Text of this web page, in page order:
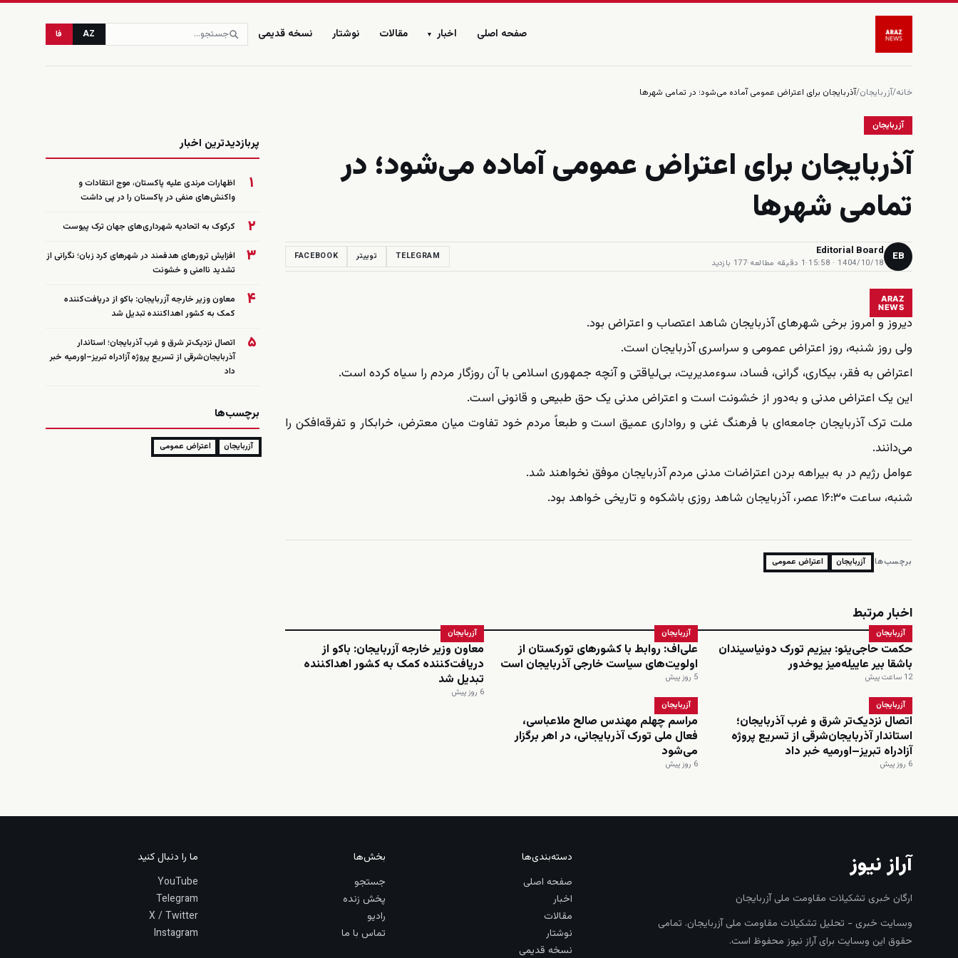
صفحه اصلی اخبار ▾ مقالات نوشتار نسخه قدیمی AZ فا
خانه/آزربایجان/آذربایجان برای اعتراض عمومی آماده می‌شود؛ در تمامی شهرها
آزربایجان
آذربایجان برای اعتراض عمومی آماده می‌شود؛ در
تمامی شهرها
EB
Editorial Board
1404/10/18 · 15:58
·1 دقیقه مطالعه ·177 بازدید
TELEGRAM توییتر FACEBOOK
ARAZ
NEWS
دیروز و امروز برخی شهرهای آذربایجان شاهد اعتصاب و اعتراض بود.
ولی روز شنبه، روز اعتراض عمومی و سراسری آذربایجان است.
اعتراض به فقر، بیکاری، گرانی، فساد، سوء‌مدیریت، بی‌لیاقتی و آنچه جمهوری اسلامی با آن روزگار مردم را سیاه کرده است.
این یک اعتراض مدنی و به‌دور از خشونت است و اعتراض مدنی یک حق طبیعی و قانونی است.
ملت ترک آذربایجان جامعه‌ای با فرهنگ غنی و رواداری عمیق است و طبعاً مردم خود تفاوت میان معترض، خرابکار و تفرقه‌افکن را
می‌دانند.
عوامل رژیم در به بیراهه بردن اعتراضات مدنی مردم آذربایجان موفق نخواهند شد.
شنبه، ساعت ۱۶:۳۰ عصر، آذربایجان شاهد روزی باشکوه و تاریخی خواهد بود.
برچسب‌ها: آزربایجان اعتراض عمومی
اخبار مرتبط
آزربایجان
حکمت حاجی‌یئو: بیزیم تورک دونیاسیندان
باشقا بیر عاییله‌میز یوخدور
12 ساعت پیش
آزربایجان
علی‌اف: روابط با کشورهای تورکستان از
اولویت‌های سیاست خارجی آذربایجان است
5 روز پیش
آزربایجان
معاون وزیر خارجه آزربایجان: باکو از
دریافت‌کننده کمک به کشور اهداکننده
تبدیل شد
6 روز پیش
آزربایجان
اتصال نزدیک‌تر شرق و غرب آذربایجان؛
استاندار آذربایجان‌شرقی از تسریع پروژه
آزادراه تبریز–اورمیه خبر داد
6 روز پیش
آزربایجان
مراسم چهلم مهندس صالح ملاعباسی،
فعال ملی تورک آذربایجانی، در اهر برگزار
می‌شود
6 روز پیش
پربازدیدترین اخبار
۱
اظهارات مرندی علیه پاکستان، موج انتقادات و
واکنش‌های منفی در پاکستان را در پی داشت
۲ کرکوک به اتحادیه شهرداری‌های جهان ترک پیوست
۳
افزایش ترورهای هدفمند در شهرهای کرد زبان؛ نگرانی از
تشدید ناامنی و خشونت
۴
معاون وزیر خارجه آزربایجان: باکو از دریافت‌کننده
کمک به کشور اهداکننده تبدیل شد
۵
اتصال نزدیک‌تر شرق و غرب آذربایجان؛ استاندار
آذربایجان‌شرقی از تسریع پروژه آزادراه تبریز–اورمیه خبر
داد
برچسب‌ها
آزربایجان اعتراض عمومی
آراز نیوز
ارگان خبری تشکیلات مقاومت ملی آزربایجان
وبسایت خبری - تحلیل تشکیلات مقاومت ملی آزربایجان. تمامی
حقوق این وبسایت برای آراز نیوز محفوظ است.
دسته‌بندی‌ها
صفحه اصلی
اخبار
مقالات
نوشتار
نسخه قدیمی
بخش‌ها
جستجو
پخش زنده
رادیو
تماس با ما
ما را دنبال کنید
YouTube
Telegram
X / Twitter
Instagram